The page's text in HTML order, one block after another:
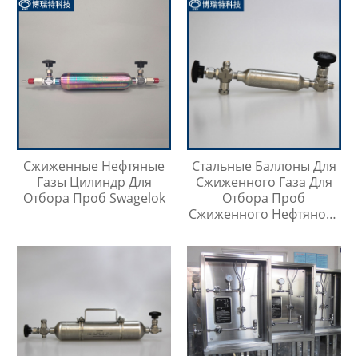
Сжиженные Нефтяные
Газы Цилиндр Для
Отбора Проб Swagelok
Стальные Баллоны Для
Сжиженного Газа Для
Отбора Проб
Сжиженного Нефтяного